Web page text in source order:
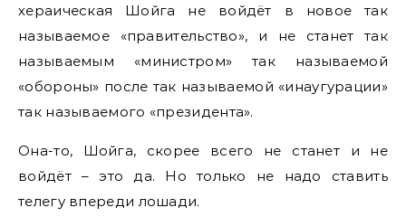
хераическая Шойга не войдёт в новое так
называемое «правительство», и не станет так
называемым «министром» так называемой
«обороны» после так называемой «инаугурации»
так называемого «президента».
Она-то, Шойга, скорее всего не станет и не
войдёт – это да. Но только не надо ставить
телегу впереди лошади.